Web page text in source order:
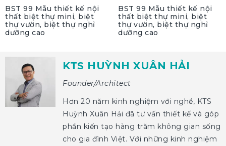
BST 99 Mẫu thiết kế nội
thất biệt thự mini, biệt
thự vườn, biệt thự nghỉ
dưỡng cao
BST 99 Mẫu thiết kế nội
thất biệt thự mini, biệt
thự vườn, biệt thự nghỉ
dưỡng cao
KTS HUỲNH XUÂN HẢI
Founder/Architect
Hơn 20 năm kinh nghiệm với nghề, KTS
Huỳnh Xuân Hải đã tư vấn thiết kế và góp
phần kiến tạo hàng trăm không gian sống
cho gia đình Việt. Với những kinh nghiệm